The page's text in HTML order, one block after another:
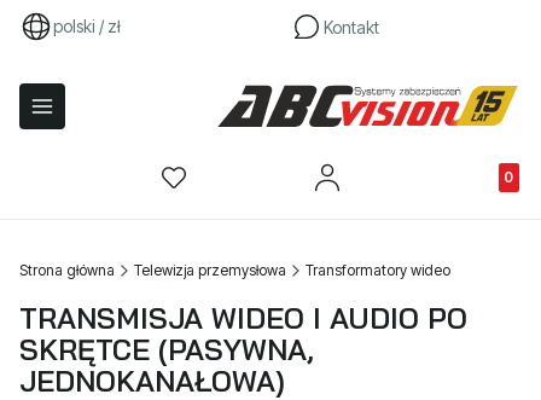
polski / zł Kontakt
Strona główna Telewizja przemysłowa Transformatory wideo
TRANSMISJA WIDEO I AUDIO PO
SKRĘTCE (PASYWNA,
JEDNOKANAŁOWA)